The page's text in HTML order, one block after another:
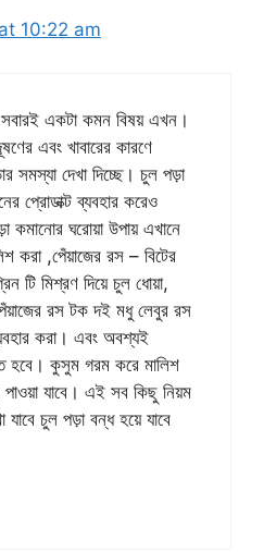
10:22 am
একটা কমন বিষয় এখন।
এবং খাবারের কারণে
দেখা দিচ্ছে। চুল পড়া
প্রোডাক্ট ব্যবহার করেও
কমানোর ঘরোয়া উপায় এখানে
করা ,পেঁয়াজের রস – বিটের
টি মিশ্রণ দিয়ে চুল ধোয়া,
রস টক দই মধু লেবুর রস
করা। এবং অবশ্যই
হবে। কুসুম গরম করে মালিশ
যাবে। এই সব কিছু নিয়ম
চুল পড়া বন্ধ হয়ে যাবে